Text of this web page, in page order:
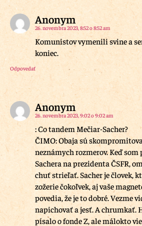
Anonym
26. novembra 2023, 8:52 o 8:52 am
Komunistov vymenili svine a
koniec.
Odpovedať
Anonym
26. novembra 2023, 9:02 o 9:02 am
: Co tandem Mečiar-Sacher?
ČIMO: Obaja sú
neznámych rozmerov. Keď som
Sachera na prezidenta ČSFR,
chuť strieľať. Sacher je človek,
zožerie čokoľvek, aj vaše
povedia, že je to dobré. Vezme
napichovať a jesť. A chrumkať.
písalo o fonde Z, ale málokto